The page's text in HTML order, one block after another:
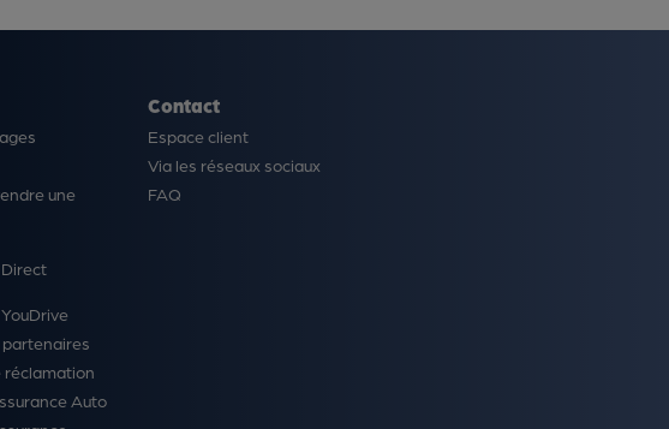
une
réclamation
Auto
Contact
Espace client
Via les réseaux sociaux
FAQ